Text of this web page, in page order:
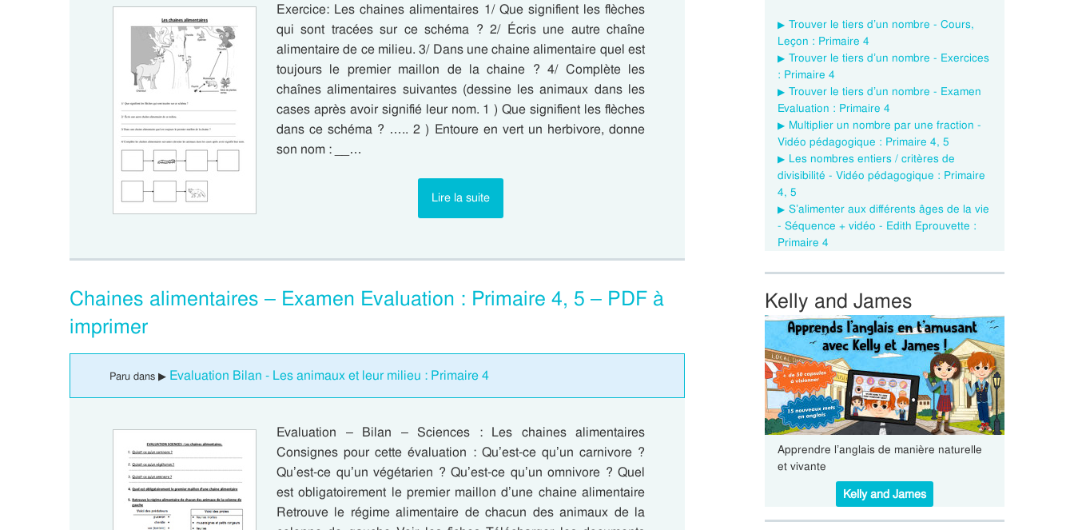
Exercice: Les chaines alimentaires 1/ Que signifient les flèches
qui sont tracées sur ce schéma ? 2/ Écris une autre chaîne
alimentaire de ce milieu. 3/ Dans une chaine alimentaire quel est
toujours le premier maillon de la chaine ? 4/ Complète les
chaînes alimentaires suivantes (dessine les animaux dans les
cases après avoir signifié leur nom. 1 ) Que signifient les flèches
dans ce schéma ? ….. 2 ) Entoure en vert un herbivore, donne
son nom : __…
Lire la suite
Chaines alimentaires – Examen Evaluation : Primaire 4, 5 – PDF à
imprimer
Paru dans ▶ Evaluation Bilan - Les animaux et leur milieu : Primaire 4
Evaluation – Bilan – Sciences : Les chaines alimentaires
Consignes pour cette évaluation : Qu’est-ce qu’un carnivore ?
Qu’est-ce qu’un végétarien ? Qu’est-ce qu’un omnivore ? Quel
est obligatoirement le premier maillon d’une chaine alimentaire
Retrouve le régime alimentaire de chacun des animaux de la
Trouver le tiers d’un nombre - Cours,
Leçon : Primaire 4
Trouver le tiers d’un nombre - Exercices
: Primaire 4
Trouver le tiers d’un nombre - Examen
Evaluation : Primaire 4
Multiplier un nombre par une fraction -
Vidéo pédagogique : Primaire 4, 5
Les nombres entiers / critères de
divisibilité - Vidéo pédagogique : Primaire
4, 5
S’alimenter aux différents âges de la vie
- Séquence + vidéo - Edith Eprouvette :
Primaire 4
Kelly and James
Apprendre l’anglais de manière naturelle
et vivante
Kelly and James